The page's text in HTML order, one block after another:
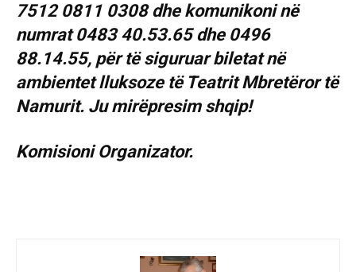
7512 0811 0308 dhe komunikoni në
numrat 0483 40.53.65 dhe 0496
88.14.55, për të siguruar biletat në
ambientet lluksoze të Teatrit Mbretëror të
Namurit. Ju mirëpresim shqip!
Komisioni Organizator.